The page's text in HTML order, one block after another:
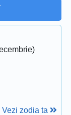
Vezi zodia ta